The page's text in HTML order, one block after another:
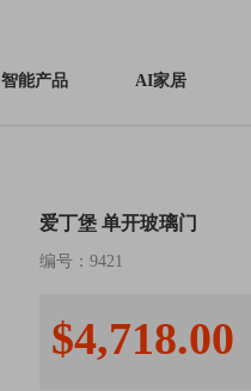
智能产品 AI家居
爱丁堡 单开玻璃门
编号： 9421
$4,718.00